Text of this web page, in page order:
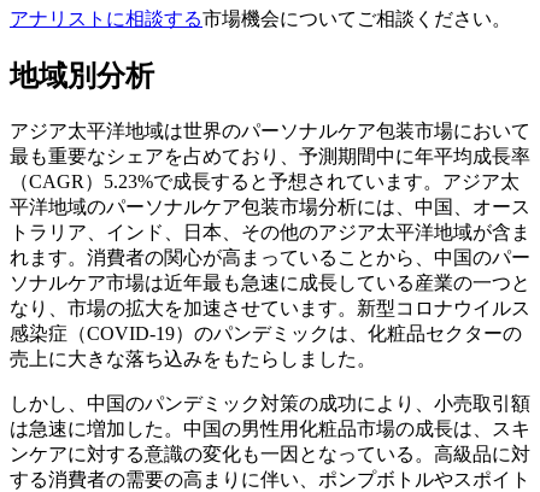
アナリストに相談する市場機会についてご相談ください。
地域別分析
アジア太平洋地域は世界のパーソナルケア包装市場において
最も重要なシェアを占めており、予測期間中に年平均成長率
（CAGR）5.23%で成長すると予想されています。アジア太
平洋地域のパーソナルケア包装市場分析には、中国、オース
トラリア、インド、日本、その他のアジア太平洋地域が含ま
れます。消費者の関心が高まっていることから、中国のパー
ソナルケア市場は近年最も急速に成長している産業の一つと
なり、市場の拡大を加速させています。新型コロナウイルス
感染症（COVID-19）のパンデミックは、化粧品セクターの
売上に大きな落ち込みをもたらしました。
しかし、中国のパンデミック対策の成功により、小売取引額
は急速に増加した。中国の男性用化粧品市場の成長は、スキ
ンケアに対する意識の変化も一因となっている。高級品に対
する消費者の需要の高まりに伴い、ポンプボトルやスポイト